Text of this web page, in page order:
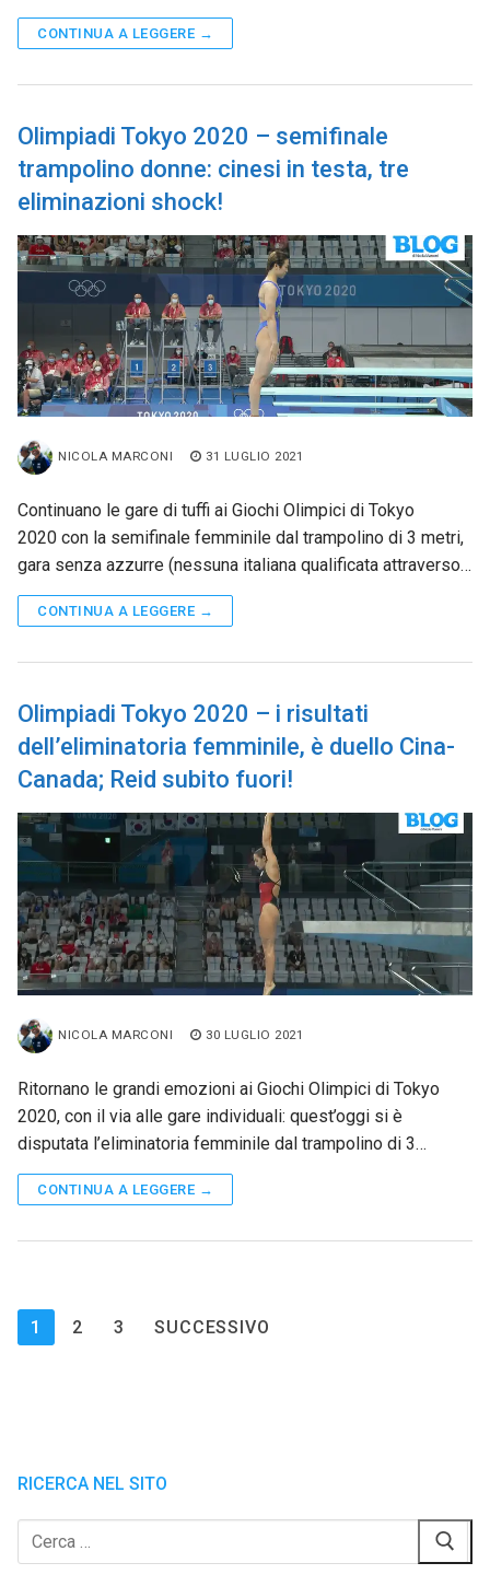
CONTINUA A LEGGERE →
Olimpiadi Tokyo 2020 – semifinale
trampolino donne: cinesi in testa, tre
eliminazioni shock!
NICOLA MARCONI 31 LUGLIO 2021
Continuano le gare di tuffi ai Giochi Olimpici di Tokyo
2020 con la semifinale femminile dal trampolino di 3 metri,
gara senza azzurre (nessuna italiana qualificata attraverso…
CONTINUA A LEGGERE →
Olimpiadi Tokyo 2020 – i risultati
dell’eliminatoria femminile, è duello Cina-
Canada; Reid subito fuori!
NICOLA MARCONI 30 LUGLIO 2021
Ritornano le grandi emozioni ai Giochi Olimpici di Tokyo
2020, con il via alle gare individuali: quest’oggi si è
disputata l’eliminatoria femminile dal trampolino di 3…
CONTINUA A LEGGERE →
Paginazione
degli
1 2 3 SUCCESSIVO
RICERCA NEL SITO
Cerca: